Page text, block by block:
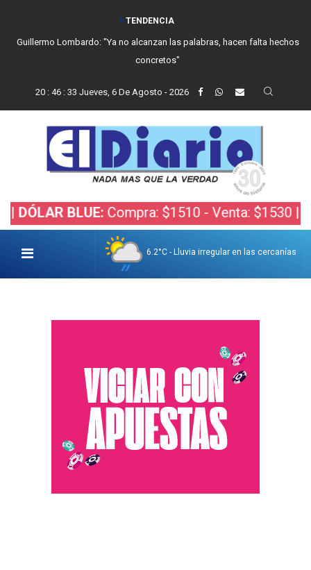
TENDENCIA
Guillermo Lombardo: "Ya no alcanzan las palabras, hacen falta hechos
concretos"
20: 46: 34 Jueves, 6 De Agosto - 2026
BLUE:Compra: $1510 - Venta: $1530 |DÓLAR
6.2°C - Lluvia irregular en las cercanías